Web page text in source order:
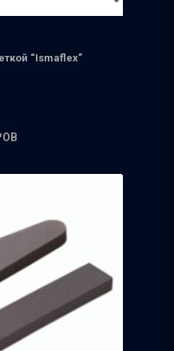
“Ismaflex”